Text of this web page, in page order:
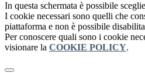
In questa schermata è possibile
I cookie necessari sono quelli che
piattaforma e non è possibile
Per conoscere quali sono i cookie
visionare la COOKIE POLICY.